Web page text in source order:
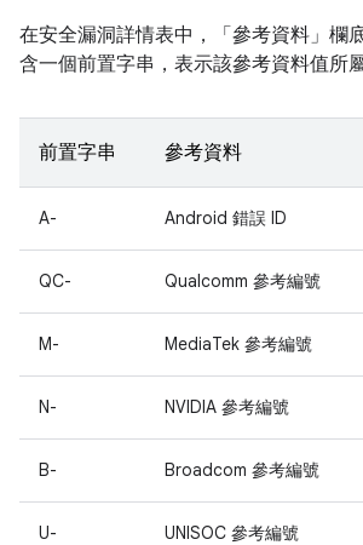
在安全漏洞詳情表中，「參考資料」 欄
含一個前置字串，表示該參考資料值所
前置字串 參考資料
A- Android 錯誤 ID
QC- Qualcomm 參考編號
M- MediaTek 參考編號
N- NVIDIA 參考編號
B- Broadcom 參考編號
U- UNISOC 參考編號